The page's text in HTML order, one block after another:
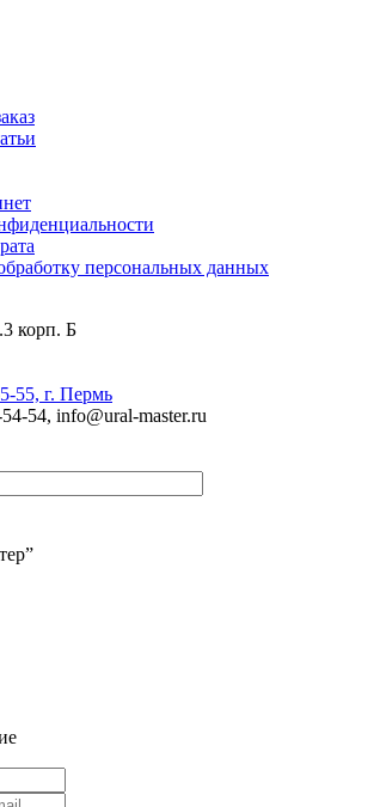
персональных данных
корп. Б
55, г. Пермь
54, info@ural-master.ru